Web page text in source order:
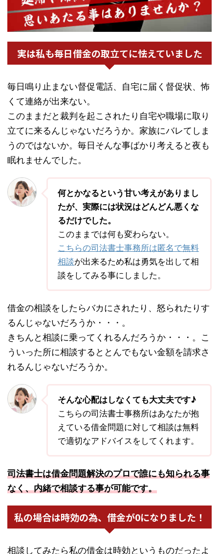
実は私も毎日借金の取立てに怯えていました
毎日鳴り止まない督促電話、自宅に届く督促状、怖
くて連絡が出来ない。
このままだと裁判を起こされたり自宅や職場に取り
立てに来るんじゃないだろうか。家族にバレてしま
うのではないか。毎日そんな事ばかり考えると夜も
眠れませんでした。
何とかなるという甘い考えがありまし
たが、実際には状況はどんどん悪くな
るだけでした。
このままでは何も変わらない。
こちらの司法書士事務所は匿名で無料
相談が出来るため私は勇気を出して相
談をしてみる事にしました。
借金の相談をしたらバカにされたり、怒られたりす
るんじゃないだろうか・・・。
きちんと相談に乗ってくれるんだろうか・・・。こ
ういった所に相談するととんでもない金額を請求さ
れるんじゃないだろうか。
そんな心配はしなくても大丈夫です♪
こちらの司法書士事務所はあなたが抱
えている借金問題に対して相談は無料
で適切なアドバイスをしてくれます。
司法書士は借金問題解決のプロで誰にも知られる事
なく、内緒で相談する事が可能です。
私の場合は時効の為、借金が0になりました！
相談してみたら私の借金は時効というものだったよ